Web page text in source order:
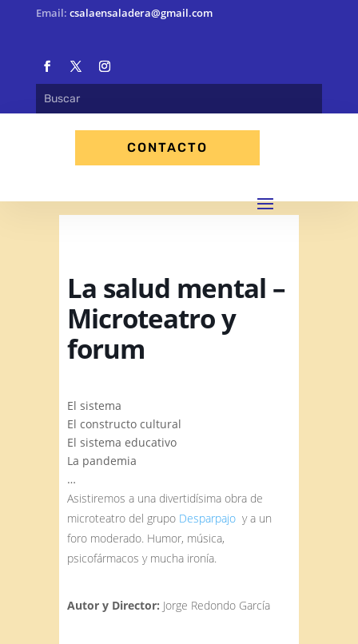
Email: csalaensaladera@gmail.com
CONTACTO
La salud mental –
Microteatro y
forum
El sistema
El constructo cultural
El sistema educativo
La pandemia
…
Asistiremos a una divertidísima obra de
microteatro del grupo Desparpajo y a un
foro moderado. Humor, música,
psicofármacos y mucha ironía.
Autor y Director: Jorge Redondo García